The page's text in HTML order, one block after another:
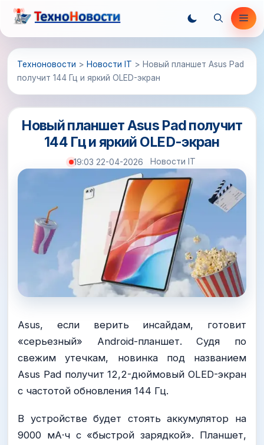
Перейти
содержимому
Техноновости > Новости IT > Новый планшет Asus Pad
получит 144 Гц и яркий OLED-экран
Новый планшет Asus Pad получит
144 Гц и яркий OLED-экран
19:03 22-04-2026 Новости IT
Asus, если верить инсайдам, готовит
«серьезный» Android-планшет. Судя по
свежим утечкам, новинка под названием
Asus Pad получит 12,2-дюймовый OLED-экран
с частотой обновления 144 Гц.
В устройстве будет стоять аккумулятор на
9000 мА·ч с «быстрой зарядкой». Планшет,